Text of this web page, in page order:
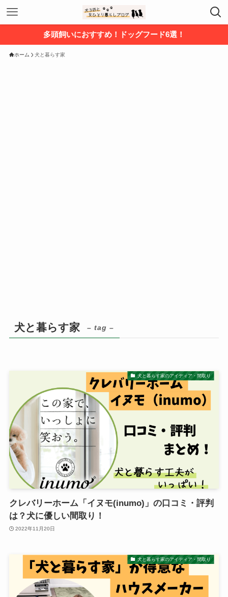
多頭飼いにおすすめ！ドッグフード6選！
ホーム 犬と暮らす家
犬と暮らす家 – tag –
犬と暮らす家のアイディア・間取り
クレバリーホーム「イヌモ(inumo)」の口コミ・評判
は？犬に優しい間取り！
2022年11月20日
犬と暮らす家のアイディア・間取り